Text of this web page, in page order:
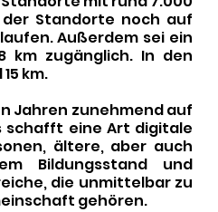
der Standorte noch auf
Außerdem sei ein
zugänglich. In den
km.
Jahren zunehmend auf
schafft eine Art digitale
ältere, aber auch
Bildungsstand und
die unmittelbar zu
gehören.